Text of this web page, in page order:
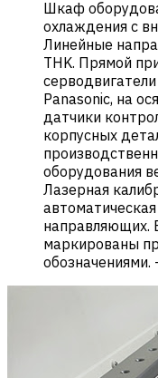
Шкаф
охлаждения с
Линейные
THK. Прямой
Panasonic, на
датчики
корпусных
оборудования
Лазерная
направляющих.
маркированы
обозначениями. -